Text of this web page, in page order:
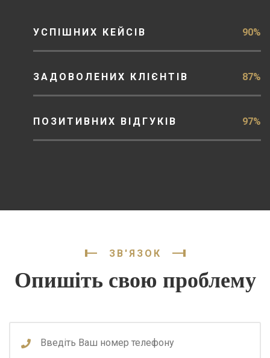
УСПІШНИХ КЕЙСІВ 90%
ЗАДОВОЛЕНИХ КЛІЄНТІВ 87%
ПОЗИТИВНИХ ВІДГУКІВ 97%
ЗВ'ЯЗОК
Опишіть свою проблему